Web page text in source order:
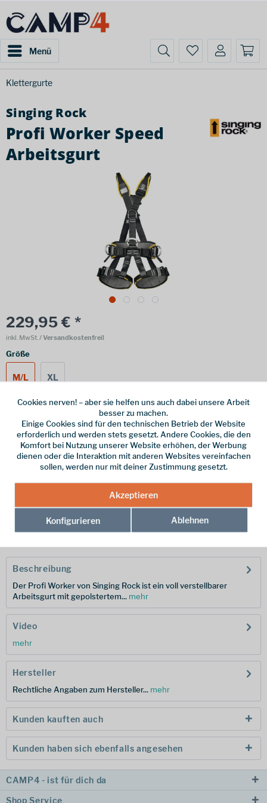
Menü
Klettergurte
Singing Rock
Profi Worker Speed
Arbeitsgurt
229,95 € *
inkl. MwSt./ Versandkostenfrei!
Größe
M/L XL
Online bestellen Ladenabholung
vorrätig | Lieferzeit 1-3 Werktage
In den Warenkorb
Merken
Hersteller-Nr.: W0082DR03-M-L
Beschreibung
Der Profi Worker von Singing Rock ist ein voll verstellbarer
Arbeitsgurt mit gepolstertem... mehr
Video
mehr
Hersteller
Rechtliche Angaben zum Hersteller... mehr
Kunden kauften auch
Kunden haben sich ebenfalls angesehen
CAMP4 - ist für dich da
Shop Service
Cookies nerven! – aber sie helfen uns auch dabei unsere Arbeit
besser zu machen.
Einige Cookies sind für den technischen Betrieb der Website
erforderlich und werden stets gesetzt. Andere Cookies, die den
Komfort bei Nutzung unserer Website erhöhen, der Werbung
dienen oder die Interaktion mit anderen Websites vereinfachen
sollen, werden nur mit deiner Zustimmung gesetzt.
Akzeptieren
Konfigurieren Ablehnen